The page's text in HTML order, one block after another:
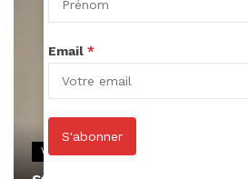
VIDEOS
Email *
S'abonner